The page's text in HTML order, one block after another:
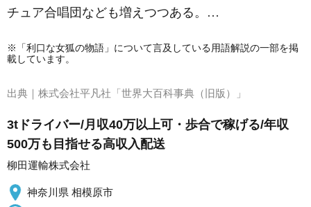
チュア合唱団なども増えつつある。…
※「利口な女狐の物語」について言及している用語解説の一部を掲
載しています。
出典｜ 株式会社平凡社「世界大百科事典（旧版）」
3tドライバー/月収40万以上可・歩合で稼げる/年収
500万も目指せる高収入配送
柳田運輸株式会社
神奈川県 相模原市